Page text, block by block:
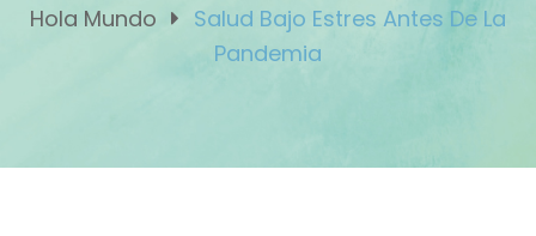
Hola Mundo
Salud Bajo Estres Antes De La
Pandemia